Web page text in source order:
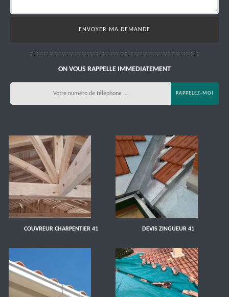
ON VOUS RAPPELLE IMMEDIATEMENT
COUVREUR CHARPENTIER 41 DEVIS ZINGUEUR 41